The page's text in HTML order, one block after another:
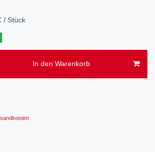
/ Stück
In den Warenkorb